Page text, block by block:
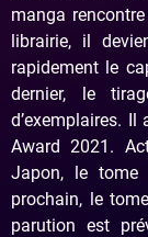
manga
librairie, il
rapidement le
dernier, le
d’exemplaires.
Award 2021.
Japon, le
prochain, le
parution est